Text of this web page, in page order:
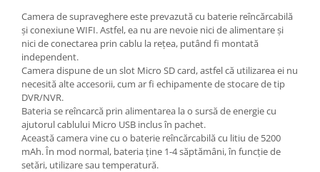
Camera de supraveghere este prevazută cu baterie reîncărcabilă
și conexiune WIFI. Astfel, ea nu are nevoie nici de alimentare și
nici de conectarea prin cablu la rețea, putând fi montată
independent.
Camera dispune de un slot Micro SD card, astfel că utilizarea ei nu
necesită alte accesorii, cum ar fi echipamente de stocare de tip
DVR/NVR.
Bateria se reîncarcă prin alimentarea la o sursă de energie cu
ajutorul cablului Micro USB inclus în pachet.
Această camera vine cu o baterie reîncărcabilă cu litiu de 5200
mAh. În mod normal, bateria ține 1-4 săptămâni, în funcție de
setări, utilizare sau temperatură.